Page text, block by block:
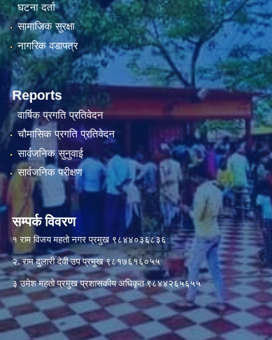
घटना दर्ता
सामाजिक सुरक्षा
नागरिक वडापत्र
Reports
वार्षिक प्रगति प्रतिवेदन
चौमासिक प्रगति प्रतिवेदन
सार्वजनिक सुनुवाई
सार्वजनिक परीक्षण
सम्पर्क विवरण
१ राम विजय महतो नगर प्रमुख ९८४४०३६८३६
२. राम दुलारी देवी उप प्रमुख ९८१७६१६०५५
३ उमेश महतो प्रमुख प्रशासकीय अधिकृत ९८४४२६५६५५